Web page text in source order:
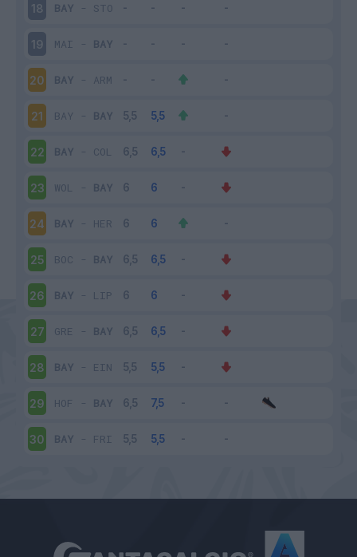
18 BAY - STO
19 MAI - BAY
20 BAY - ARM
21 BAY - BAY
22 BAY - COL
23 WOL - BAY
24 BAY - HER
25 BOC - BAY
26 BAY - LIP
27 GRE - BAY
28 BAY - EIN
29 HOF - BAY
30 BAY - FRI